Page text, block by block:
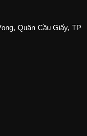
Quận Cầu Giấy, TP